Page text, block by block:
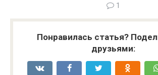
1
Понравилась статья?
друзьями: